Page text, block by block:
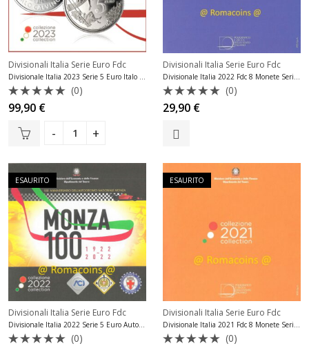
Divisionali Italia Serie Euro Fdc
Valutato
0
su
(0)
99,90 €
Divisionali Italia Serie Euro Fdc
Valutato
0
su
(0)
29,90 €
ESAURITO
Divisionali Italia Serie Euro Fdc
(0)
ESAURITO
Divisionali Italia Serie Euro Fdc
(0)